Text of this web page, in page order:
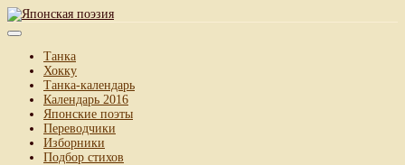
Танка
Хокку
Танка-календарь
Календарь 2016
Японские поэты
Переводчики
Изборники
Подбор стихов